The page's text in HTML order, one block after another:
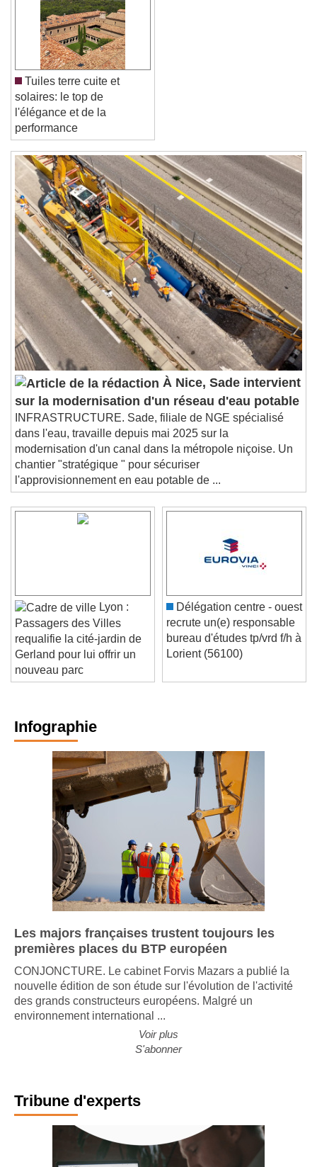
Font Family
Reset
Done
Close Modal Dialog
End of dialog window.
Tuiles terre cuite et
solaires: le top de
l'élégance et de la
performance
À Nice, Sade intervient
sur la modernisation d'un réseau d'eau potable
INFRASTRUCTURE. Sade, filiale de NGE spécialisé
dans l'eau, travaille depuis mai 2025 sur la
modernisation d'un canal dans la métropole niçoise. Un
chantier "stratégique " pour sécuriser
l'approvisionnement en eau potable de ...
Lyon :
Passagers des Villes
requalifie la cité-jardin de
Gerland pour lui offrir un
nouveau parc
Délégation centre - ouest
recrute un(e) responsable
bureau d'études tp/vrd f/h à
Infographie
Les majors françaises trustent toujours les
premières places du BTP européen
CONJONCTURE. Le cabinet Forvis Mazars a publié la
nouvelle édition de son étude sur l'évolution de l'activité
des grands constructeurs européens. Malgré un
Voir plus
Tribune d'experts